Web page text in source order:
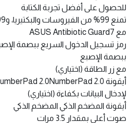
للحصول على أفضل تجربة الكتابة
تمنع 99% من الفيروسات والبكتيريا، و99% من تثبيط البكتيريا
مع ASUS Antibiotic Guard7
رمز تسجيل الدخول السريع ببصمة
ببصمة الإصبع
مع زر الطاقة (اختياري)
أيقونة NumberPad 2.0NumberPad 2.0
لإدخال البيانات بكفاءة (اختياري)
أيقونة المضخم الذكي المضخم الذكي
صوت أعلى بمقدار 3.5 مرات